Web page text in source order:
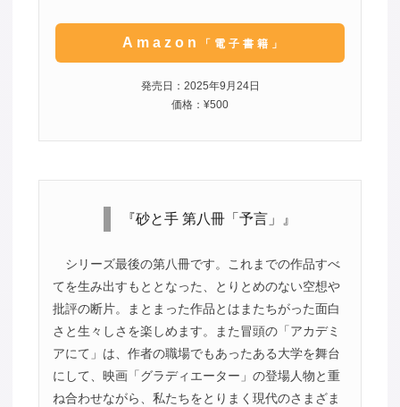
Amazon 「電子書籍」
発売日：2025年9月24日
価格：¥500
『砂と手 第八冊「予言」』
シリーズ最後の第八冊です。これまでの作品すべ
てを生み出すもととなった、とりとめのない空想や
批評の断片。まとまった作品とはまたちがった面白
さと生々しさを楽しめます。また冒頭の「アカデミ
アにて」は、作者の職場でもあったある大学を舞台
にして、映画「グラディエーター」の登場人物と重
ね合わせながら、私たちをとりまく現代のさまざま